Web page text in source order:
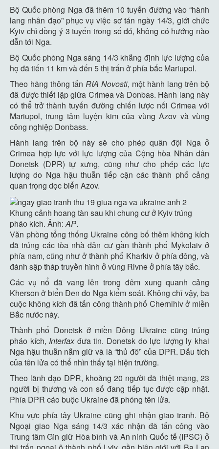
Bộ Quốc phòng Nga đã thêm 10 tuyến đường vào “hành
lang nhân đạo” phục vụ việc sơ tán ngày 14/3, giới chức
Kyiv chỉ đồng ý 3 tuyến trong số đó, không có hướng nào
dẫn tới Nga.
Bộ Quốc phòng Nga sáng 14/3 khẳng định lực lượng của
họ đã tiến 11 km và đến 5 thị trấn ở phía bắc Mariupol.
Theo hãng thông tấn RIA Novosti, một hành lang trên bộ
đã được thiết lập giữa Crimea và Donbas. Hành lang này
có thể trở thành tuyến đường chiến lược nối Crimea với
Mariupol, trung tâm luyện kim của vùng Azov và vùng
công nghiệp Donbass.
Hành lang trên bộ này sẽ cho phép quân đội Nga ở
Crimea hợp lực với lực lượng của Cộng hòa Nhân dân
Donetsk (DPR) tự xưng, cũng như cho phép các lực
lượng do Nga hậu thuẫn tiếp cận các thành phố cảng
quan trọng dọc biển Azov.
Khung cảnh hoang tàn sau khi chung cư ở Kyiv trúng
pháo kích. Ảnh:AP.
Văn phòng tổng thống Ukraine công bố thêm không kích
đã trúng các tòa nhà dân cư gần thành phố Mykolaiv ở
phía nam, cũng như ở thành phố Kharkiv ở phía đông, và
đánh sập tháp truyền hình ở vùng Rivne ở phía tây bắc.
Các vụ nổ đã vang lên trong đêm xung quanh cảng
Kherson ở biển Đen do Nga kiểm soát. Không chỉ vậy, ba
cuộc không kích đã tấn công thành phố Chernihiv ở miền
Bắc nước này.
Thành phố Donetsk ở miền Đông Ukraine cũng trúng
pháo kích, Interfaxđưa tin. Donetsk do lực lượng ly khai
Nga hậu thuẫn nắm giữ và là “thủ đô” của DPR. Dấu tích
của tên lửa có thể nhìn thấy tại hiện trường.
Theo lãnh đạo DPR, khoảng 20 người đã thiệt mạng, 23
người bị thương và con số đang tiếp tục được cập nhật.
Phía DPR cáo buộc Ukraine đã phóng tên lửa.
Khu vực phía tây Ukraine cũng ghi nhận giao tranh. Bộ
Ngoại giao Nga sáng 14/3 xác nhận đã tấn công vào
Trung tâm Gìn giữ Hòa bình và An ninh Quốc tế (IPSC) ở